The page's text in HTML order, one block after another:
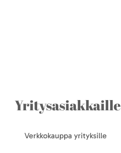
Yritysasiakkaille
Verkkokauppa yrityksille